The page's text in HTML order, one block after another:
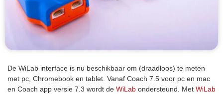
De WiLab interface is nu beschikbaar om (draadloos) te meten
met pc, Chromebook en tablet. Vanaf Coach 7.5 voor pc en mac
en Coach app versie 7.3 wordt de WiLab ondersteund. Met WiLab